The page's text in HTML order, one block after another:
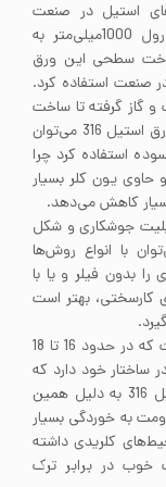
ورق‌های استیل در صنعت
می‌باشد. این محصول در ضخامت 3و عرض رول 1000میلی‌متر به
سطحی این ورق
صنعت استفاده کرد.
نفت و گاز گرفته تا ساخت
ماشین آلات صنعتی مورد استفاده قرار گیرد. از ورق استیل 316 می‌توان
استفاده کرد چرا
مرطوب و حاوی یون کلر بسیار
کاهش می‌دهد.
باعث بهبود قابلیت جوشکاری و شکل
است. ورق استیل 316 را می‌توان با انواع روش‌ها
بدون فیلر و یا با
کارسختی، بهتر است
ورق استیل 316 از دسته فولادهای آستنیتی است که در حدود 16 تا 18
مولیبدن در ساختار خود دارد که
هرکدام ویژگی خاصی به آن می‌دهند. ورق استیل 316 به دلیل همین
به خوردگی بسیار
کلریدی داشته
خوب در برابر ترک